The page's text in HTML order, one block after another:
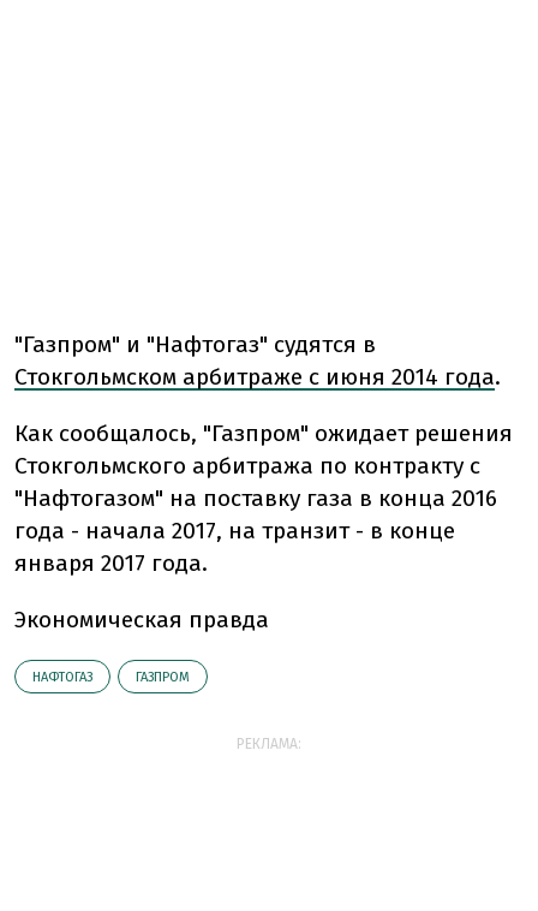
"Газпром" и "Нафтогаз" судятся в
Стокгольмском арбитраже с июня 2014 года.
Как сообщалось, "Газпром" ожидает решения
Стокгольмского арбитража по контракту с
"Нафтогазом" на поставку газа в конца 2016
года - начала 2017, на транзит - в конце
января 2017 года.
Экономическая правда
НАФТОГАЗ ГАЗПРОМ
РЕКЛАМА: